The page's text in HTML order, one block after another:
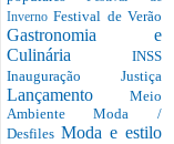
InvernoFestival de Verão
Gastronomia e
Culinária INSS
Inauguração Justiça
Lançamento Meio
AmbienteModa /
Desfiles Moda e estilo